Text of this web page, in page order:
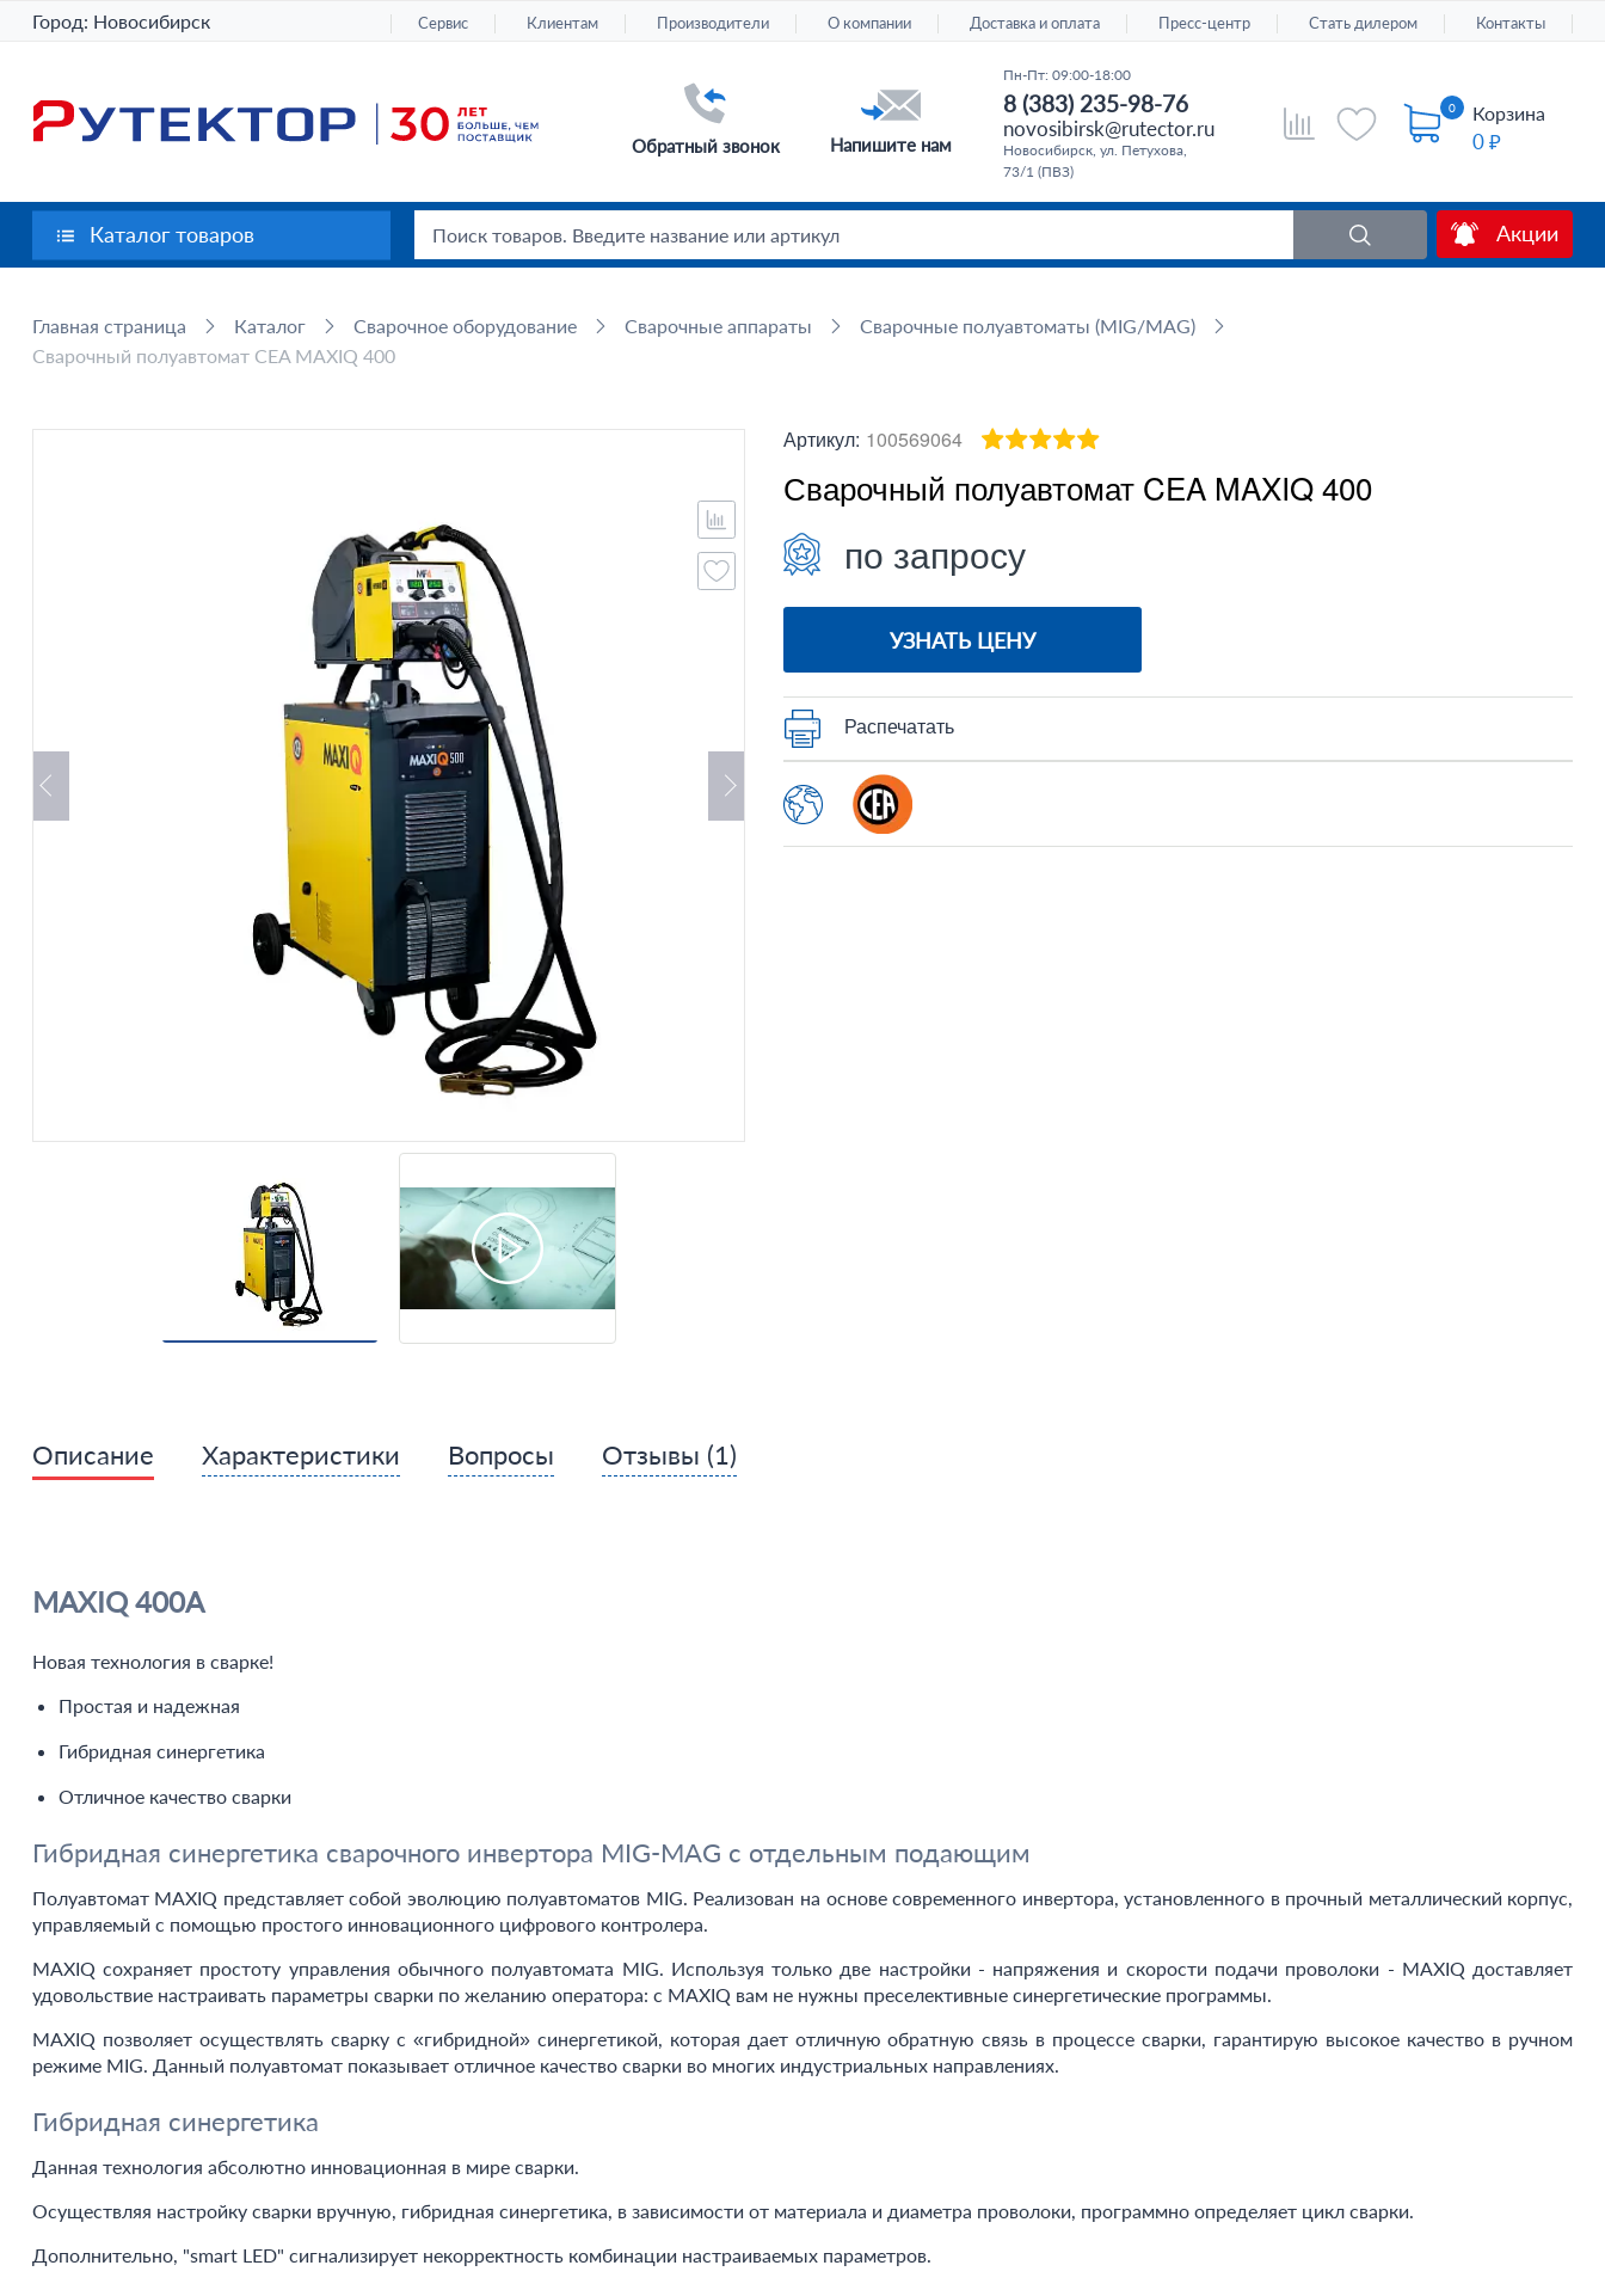
Город: Новосибирск Сервис Клиентам Производители О компании Доставка и оплата Пресс-центр Стать дилером Контакты
0 Корзина
0 ₽
Обратный звонок Напишите нам
Пн-Пт: 09:00-18:00
8 (383) 235-98-76
novosibirsk@rutector.ru
Новосибирск, ул. Петухова,
73/1 (ПВЗ)
Акции
Каталог товаров
Главная страница Каталог Сварочное оборудование Сварочные аппараты
Сварочные полуавтоматы (MIG/MAG)
Сварочный полуавтомат CEA MAXIQ 400
Артикул: 100569064
Сварочный полуавтомат CEA MAXIQ 400
по запросу
УЗНАТЬ ЦЕНУ
Распечатать
Описание Характеристики Вопросы Отзывы (1)
MAXIQ 400A
Новая технология в сварке!
Простая и надежная
Гибридная синергетика
Отличное качество сварки
Гибридная синергетика сварочного инвертора MIG-MAG с отдельным подающим
Полуавтомат MAXIQ представляет собой эволюцию полуавтоматов MIG. Реализован на основе современного инвертора, установленного в прочный металлический корпус,
управляемый с помощью простого инновационного цифрового контролера.
MAXIQ сохраняет простоту управления обычного полуавтомата MIG. Используя только две настройки - напряжения и скорости подачи проволоки - MAXIQ доставляет
удовольствие настраивать параметры сварки по желанию оператора: с MAXIQ вам не нужны преселективные синергетические программы.
MAXIQ позволяет осуществлять сварку с «гибридной» синергетикой, которая дает отличную обратную связь в процессе сварки, гарантирую высокое качество в ручном
режиме MIG. Данный полуавтомат показывает отличное качество сварки во многих индустриальных направлениях.
Гибридная синергетика
Данная технология абсолютно инновационная в мире сварки.
Осуществляя настройку сварки вручную, гибридная синергетика, в зависимости от материала и диаметра проволоки, программно определяет цикл сварки.
Дополнительно, "smart LED" сигнализирует некорректность комбинации настраиваемых параметров.